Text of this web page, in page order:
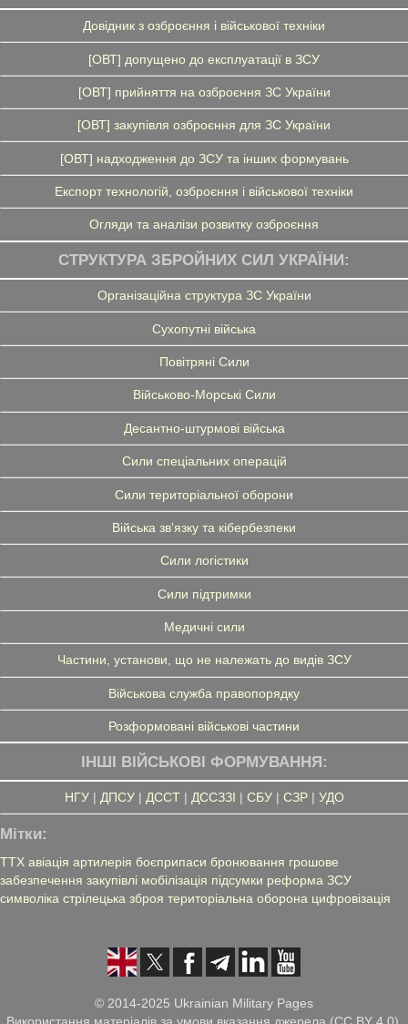
Довідник з озброєння і військової техніки
[ОВТ] допущено до експлуатації в ЗСУ
[ОВТ] прийняття на озброєння ЗС України
[ОВТ] закупівля озброєння для ЗС України
[ОВТ] надходження до ЗСУ та інших формувань
Експорт технологій, озброєння і військової техніки
Огляди та аналізи розвитку озброєння
СТРУКТУРА ЗБРОЙНИХ СИЛ УКРАЇНИ:
Організаційна структура ЗС України
Сухопутні війська
Повітряні Сили
Військово-Морські Сили
Десантно-штурмові війська
Сили спеціальних операцій
Сили територіальної оборони
Війська зв'язку та кібербезпеки
Сили логістики
Сили підтримки
Медичні сили
Частини, установи, що не належать до видів ЗСУ
Військова служба правопорядку
Розформовані військові частини
ІНШІ ВІЙСЬКОВІ ФОРМУВАННЯ:
НГУ| ДПСУ| ДССТ| ДССЗЗІ | СБУ| СЗР| УДО
Мітки:
ТТХ авіація артилерія боєприпаси бронювання грошове
забезпечення закупівлі мобілізація підсумки реформа ЗСУ
символіка стрілецька зброя територіальна оборона цифровізація
© 2014-2025 Ukrainian Military Pages